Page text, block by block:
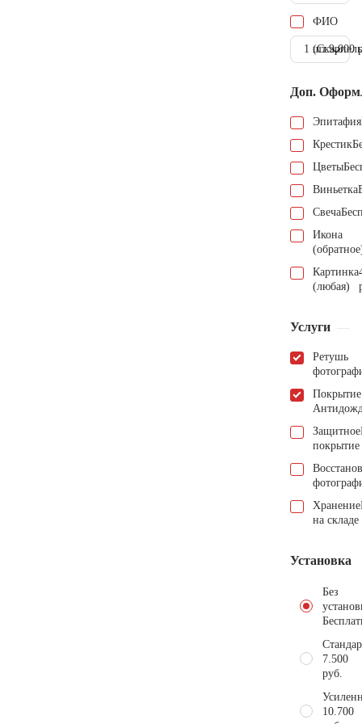
ФИО
1 шт.9.000
Доп.
Эпитафия
Крестик
Цветы
Виньетка
Свеча
Икона
Картинка
(любая)
Услуги
Ретушь
Покрытие
Защитное
покрытие
Хранение
на складе
Установка
Без
7.500
руб.
10.700